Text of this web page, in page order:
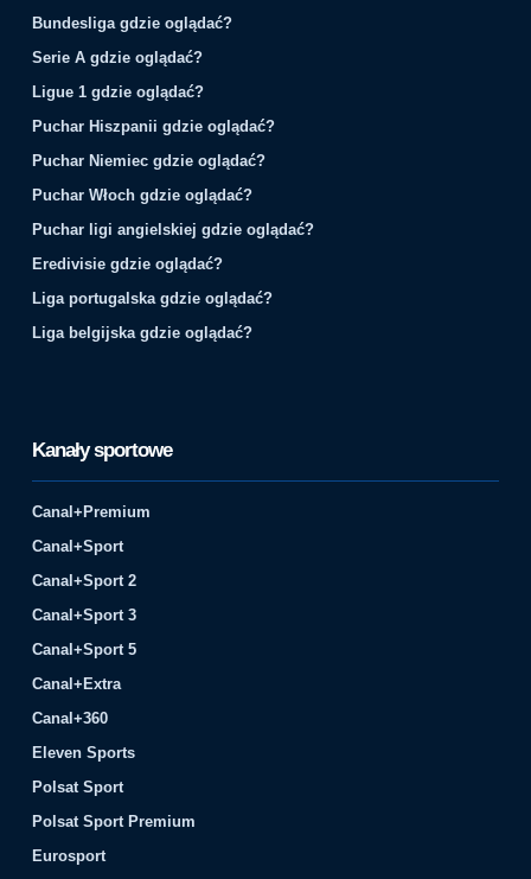
Bundesliga gdzie oglądać?
Serie A gdzie oglądać?
Ligue 1 gdzie oglądać?
Puchar Hiszpanii gdzie oglądać?
Puchar Niemiec gdzie oglądać?
Puchar Włoch gdzie oglądać?
Puchar ligi angielskiej gdzie oglądać?
Eredivisie gdzie oglądać?
Liga portugalska gdzie oglądać?
Liga belgijska gdzie oglądać?
Kanały sportowe
Canal+Premium
Canal+Sport
Canal+Sport 2
Canal+Sport 3
Canal+Sport 5
Canal+Extra
Canal+360
Eleven Sports
Polsat Sport
Polsat Sport Premium
Eurosport